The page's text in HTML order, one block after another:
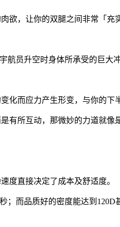
欲，让你的双腿之间非常「充
航员升空时身体所承受的巨大冲
化而应力产生形变，与你的
有所互动，那微妙的力道就像
度直接决定了成本及舒适度。
；而品质好的密度能达到120D